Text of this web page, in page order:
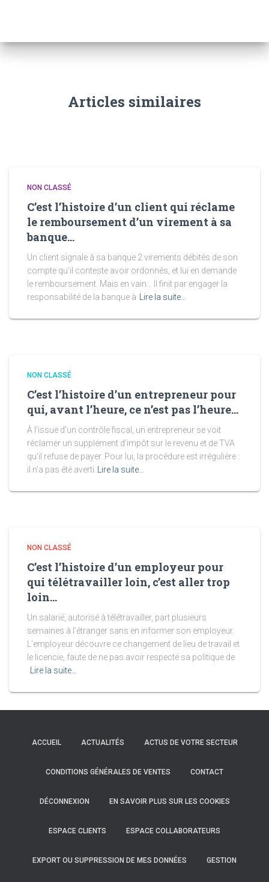
Articles similaires
NON CLASSÉ
C’est l’histoire d’un client qui réclame
le remboursement d’un virement à sa
banque…
Un client signale à sa banque 2 virements débités de son
compte qu’il conteste avoir ordonnés, et lui en demande
le remboursement. Mais en vain… Il finit par engager la
responsabilité de la banque à
Lire la suite…
NON CLASSÉ
C’est l’histoire d’un entrepreneur pour
qui, avant l’heure, ce n’est pas l’heure…
À l’issue d’un contrôle fiscal, un entrepreneur se voit
réclamer un supplément d’impôt sur le revenu et de TVA
qu’il refuse de payer. Pour lui, la procédure est irrégulière :
il n’a pas été averti
Lire la suite…
NON CLASSÉ
C’est l’histoire d’un employeur pour
qui télétravailler loin, c’est aller trop
loin…
Un salarié, autorisé à télétravailler, part plusieurs
semaines à l’étranger sans en informer son employeur.
L’employeur découvre ce changement de lieu de travail et
le licencie, faute de ne pas avoir respecté sa politique de
Lire la suite…
ACCUEIL ACTUALITÉS ACTUS DE VOTRE SECTEUR
CONDITIONS GÉNÉRALES DE VENTES CONTACT
DÉCONNEXION EN SAVOIR PLUS SUR LES COOKIES
ESPACE CLIENTS ESPACE COLLABORATEURS
EXPORT OU SUPPRESSION DE MES DONNÉES GESTION